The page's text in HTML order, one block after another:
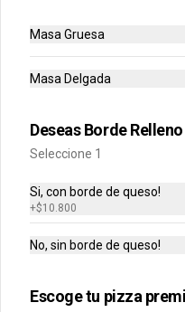
-50%
Pizzas Únicas
Masa Gruesa
Masa Delgada
Deseas Borde
Seleccione 1
Si, con borde de queso!
+$10.800
No, sin borde de queso!
Escoge tu pizza